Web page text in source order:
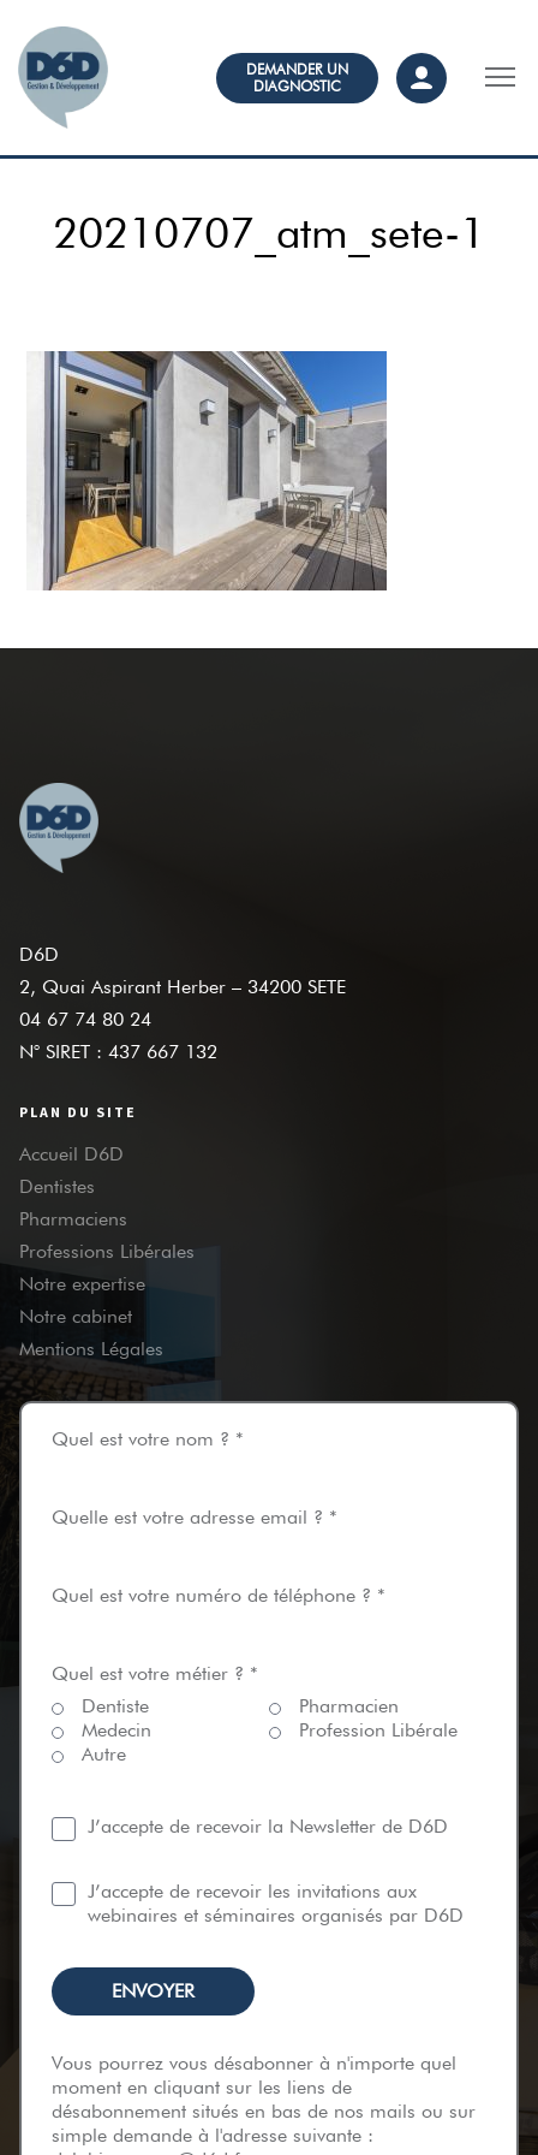
DEMANDER UN
DIAGNOSTIC
20210707_atm_sete-1
D6D
2, Quai Aspirant Herber – 34200 SETE
04 67 74 80 24
N° SIRET : 437 667 132
PLAN DU SITE
Accueil D6D
Dentistes
Pharmaciens
Professions Libérales
Notre expertise
Notre cabinet
Mentions Légales
Quel est votre nom ? *
Quelle est votre adresse email ? *
Quel est votre numéro de téléphone ? *
Quel est votre métier ? *
Dentiste
Pharmacien
Medecin
Profession Libérale
Autre
J’accepte de recevoir la Newsletter de D6D
J’accepte de recevoir les invitations aux
webinaires et séminaires organisés par D6D
Vous pourrez vous désabonner à n'importe quel
moment en cliquant sur les liens de
désabonnement situés en bas de nos mails ou sur
simple demande à l'adresse suivante :